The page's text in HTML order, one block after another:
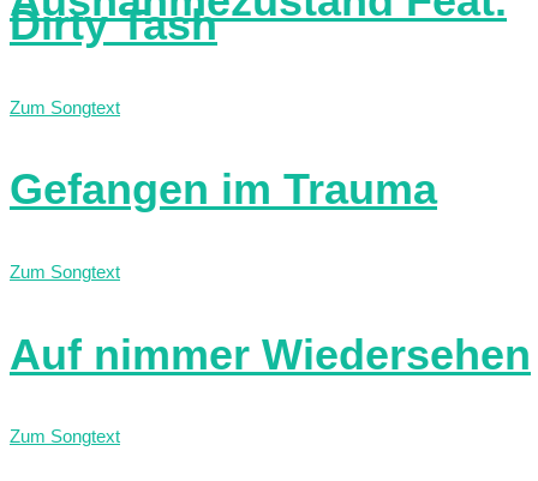
Dirty Tash
Zum Songtext
Gefangen im Trauma
Zum Songtext
Auf nimmer Wiedersehen
Zum Songtext